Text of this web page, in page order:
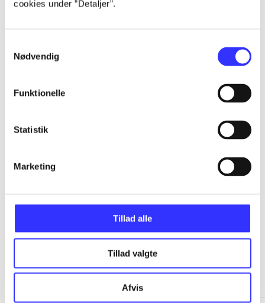
cookies under ”Detaljer”.
Nødvendig
Funktionelle
Statistik
Marketing
Tillad alle
Tillad valgte
Afvis
Minder om